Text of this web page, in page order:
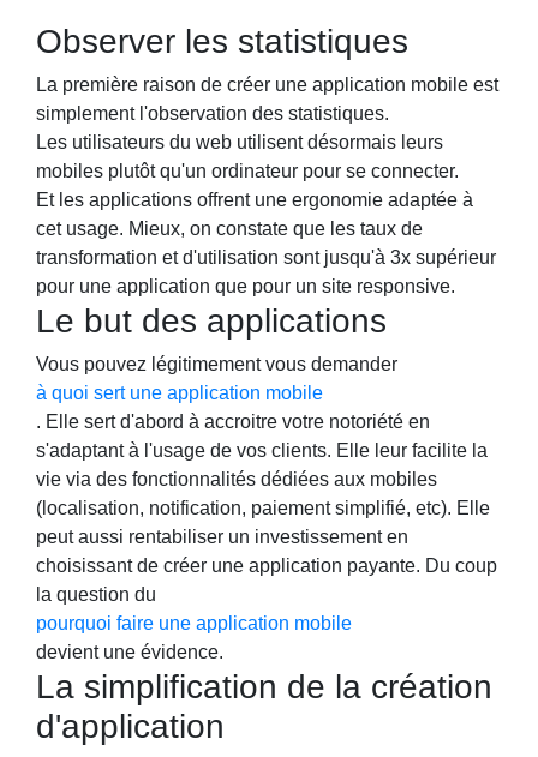
Observer les statistiques
La première raison de créer une application mobile est
simplement l'observation des statistiques.
Les utilisateurs du web utilisent désormais leurs
mobiles plutôt qu'un ordinateur pour se connecter.
Et les applications offrent une ergonomie adaptée à
cet usage. Mieux, on constate que les taux de
transformation et d'utilisation sont jusqu'à 3x supérieur
pour une application que pour un site responsive.
Le but des applications
Vous pouvez légitimement vous demander
à quoi sert une application mobile
. Elle sert d'abord à accroitre votre notoriété en
s'adaptant à l'usage de vos clients. Elle leur facilite la
vie via des fonctionnalités dédiées aux mobiles
(localisation, notification, paiement simplifié, etc). Elle
peut aussi rentabiliser un investissement en
choisissant de créer une application payante. Du coup
la question du
pourquoi faire une application mobile
devient une évidence.
La simplification de la création
d'application